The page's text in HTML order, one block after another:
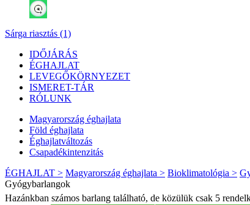
Sárga riasztás (1)
IDŐJÁRÁS
ÉGHAJLAT
LEVEGŐKÖRNYEZET
ISMERET-TÁR
RÓLUNK
Magyarország éghajlata
Föld éghajlata
Éghajlatváltozás
Csapadékintenzitás
ÉGHAJLAT > Magyarország éghajlata > Bioklimatológia >
Gyógybarlangok
Hazánkban számos barlang található, de közülük csak 5